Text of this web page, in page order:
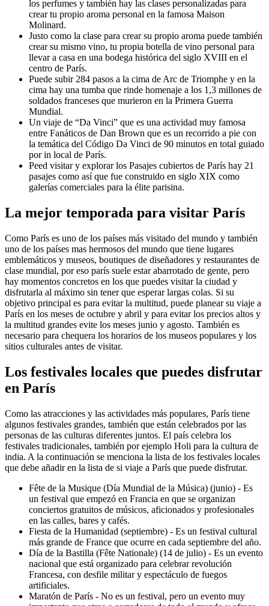
los perfumes y también hay las clases personalizadas para
crear tu propio aroma personal en la famosa Maison
Molinard.
Justo como la clase para crear su propio aroma puede también
crear su mismo vino, tu propia botella de vino personal para
llevar a casa en una bodega histórica del siglo XVIII en el
centro de París.
Puede subir 284 pasos a la cima de Arc de Triomphe y en la
cima hay una tumba que rinde homenaje a los 1,3 millones de
soldados franceses que murieron en la Primera Guerra
Mundial.
Un viaje de “Da Vinci” que es una actividad muy famosa
entre Fanáticos de Dan Brown que es un recorrido a pie con
la temática del Código Da Vinci de 90 minutos en total guiado
por in local de París.
Peed visitar y explorar los Pasajes cubiertos de París hay 21
pasajes como así que fue construido en siglo XIX como
galerías comerciales para la élite parisina.
La mejor temporada para visitar París
Como París es uno de los países más visitado del mundo y también
uno de los países mas hermosos del mundo que tiene lugares
emblemáticos y museos, boutiques de diseñadores y restaurantes de
clase mundial, por eso parís suele estar abarrotado de gente, pero
hay momentos concretos en los que puedes visitar la ciudad y
disfrutarla al máximo sin tener que esperar largas colas. Si su
objetivo principal es para evitar la multitud, puede planear su viaje a
París en los meses de octubre y abril y para evitar los precios altos y
la multitud grandes evite los meses junio y agosto. También es
necesario para chequera los horarios de los museos populares y los
sitios culturales antes de visitar.
Los festivales locales que puedes disfrutar
en París
Como las atracciones y las actividades más populares, París tiene
algunos festivales grandes, también que están celebrados por las
personas de las culturas diferentes juntos. El país celebra los
festivales tradicionales, también por ejemplo Holi para la cultura de
india. A la continuación se menciona la lista de los festivales locales
que debe añadir en la lista de si viaje a París que puede disfrutar.
Fête de la Musique (Día Mundial de la Música) (junio) - Es
un festival que empezó en Francia en que se organizan
conciertos gratuitos de músicos, aficionados y profesionales
en las calles, bares y cafés.
Fiesta de la Humanidad (septiembre) - Es un festival cultural
más grande de France que ocurre en cada septiembre del año.
Día de la Bastilla (Fête Nationale) (14 de julio) - Es un evento
nacional que está organizado para celebrar revolución
Francesa, con desfile militar y espectáculo de fuegos
artificiales.
Maratón de París - No es un festival, pero un evento muy